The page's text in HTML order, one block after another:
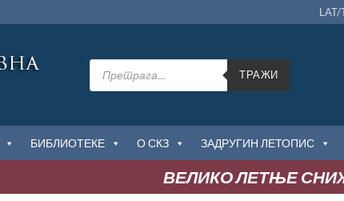
Products
search
ТРАЖИ
БИБЛИОТЕКЕ О СКЗ ЗАДРУГИН ЛЕТОПИС
ВЕЛИКО ЛЕТЊЕ